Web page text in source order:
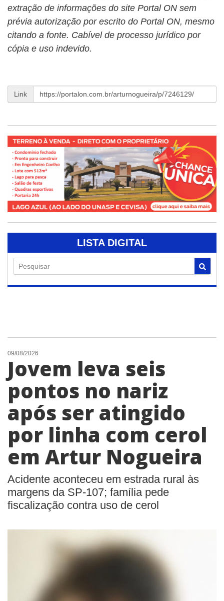
extração de informações do site Portal ON sem
prévia autorização por escrito do Portal ON, mesmo
citando a fonte. Cabível de processo jurídico por
cópia e uso indevido.
Link
LISTA DIGITAL
Pesquisar
09/08/2026
Jovem leva seis
pontos no nariz
após ser atingido
por linha com cerol
em Artur Nogueira
Acidente aconteceu em estrada rural às
margens da SP-107; família pede
fiscalização contra uso de cerol